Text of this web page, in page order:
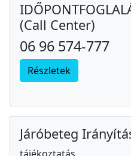
(Call Center)
06 96 574-777
Részletek
Járóbeteg